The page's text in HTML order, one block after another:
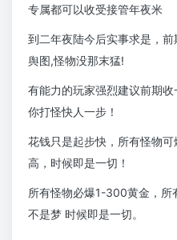
专属都可以收受接管年夜米
到二年夜陆今后实事求是，
舆图,怪物没那末猛!
有能力的玩家强烈建议前期
你打怪快人一步！
花钱只是起步快，所有怪物
高，时候即是一切！
所有怪物必爆1-300黄金，所
不是梦 时候即是一切。